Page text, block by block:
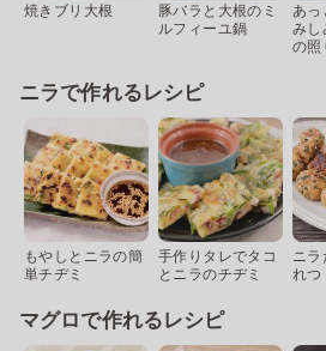
焼きブリ大根
豚バラと大根のミ
ルフィーユ鍋
あっ
みし
の照
ニラで作れるレシピ
もやしとニラの簡
単チヂミ
手作りタレでタコ
とニラのチヂミ
ニ
れつ
マグロで作れるレシピ